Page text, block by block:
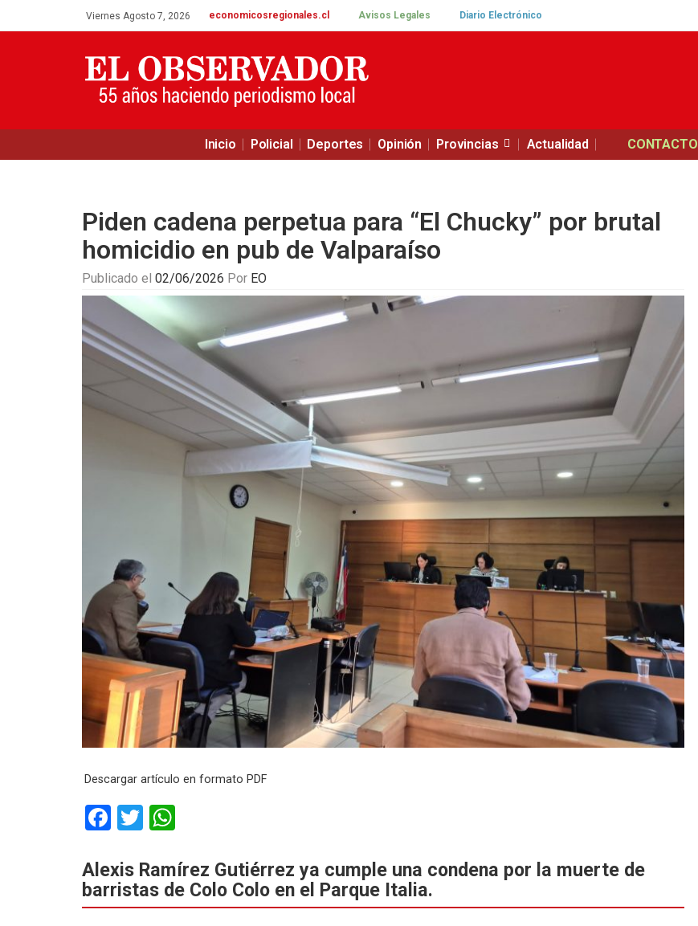
Viernes Agosto 7, 2026 economicosregionales.cl Avisos Legales Diario Electrónico
Inicio Policial Deportes Opinión Provincias Actualidad CONTACTO
Piden cadena perpetua para “El Chucky” por brutal
homicidio en pub de Valparaíso
Publicado el 02/06/2026 Por EO
Descargar artículo en formato PDF
F
ce
b
T
tt
er
at
s
Alexis Ramírez Gutiérrez ya cumple una condena por la muerte de
barristas de Colo Colo en el Parque Italia.